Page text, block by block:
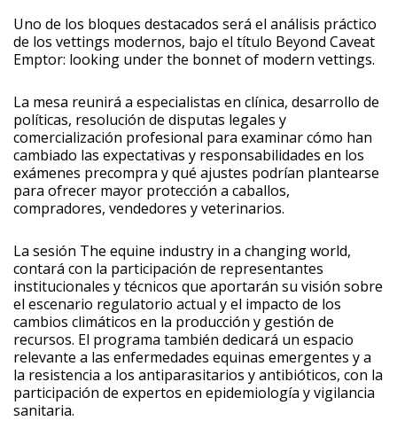
Uno de los bloques destacados será el análisis práctico
de los vettings modernos, bajo el título Beyond Caveat
Emptor: looking under the bonnet of modern vettings.
La mesa reunirá a especialistas en clínica, desarrollo de
políticas, resolución de disputas legales y
comercialización profesional para examinar cómo han
cambiado las expectativas y responsabilidades en los
exámenes precompra y qué ajustes podrían plantearse
para ofrecer mayor protección a caballos,
compradores, vendedores y veterinarios.
La sesión The equine industry in a changing world,
contará con la participación de representantes
institucionales y técnicos que aportarán su visión sobre
el escenario regulatorio actual y el impacto de los
cambios climáticos en la producción y gestión de
recursos. El programa también dedicará un espacio
relevante a las enfermedades equinas emergentes y a
la resistencia a los antiparasitarios y antibióticos, con la
participación de expertos en epidemiología y vigilancia
sanitaria.